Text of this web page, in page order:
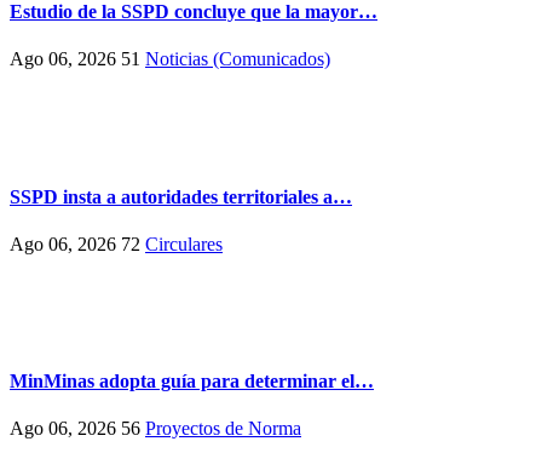
Estudio de la SSPD concluye que la mayor…
Ago 06, 2026 51 Noticias (Comunicados)
SSPD insta a autoridades territoriales a…
Ago 06, 2026 72 Circulares
MinMinas adopta guía para determinar el…
Ago 06, 2026 56 Proyectos de Norma